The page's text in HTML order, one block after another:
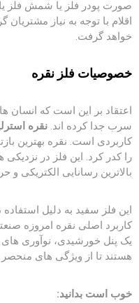
صورت پودر فلز یا شمش فلز
اقلام با توجه به نیاز مشتریان
خواهد گرفت.
خصوصیات فلز نقره
سرب جدا کرده اند. نقره
کاربردی است. نقره بهترین
را کدر کرد. این فلز در
بالاترین رسانایی الکتریکی و
این فلز سفید به دلیل
کاربرد اصلی نقره امروزه
یک پنل خورشیدی، نوآوری
هستند تا از ویژگی های منحصر
خوب است بدانید: